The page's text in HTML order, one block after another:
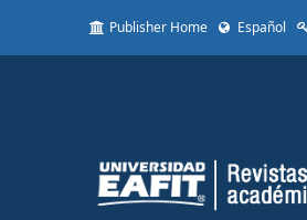
to
Content
Sidebar
Publisher Home Español